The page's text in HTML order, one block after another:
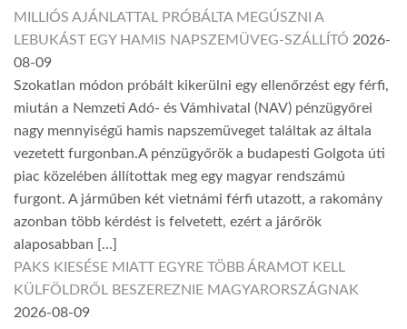
MILLIÓS AJÁNLATTAL PRÓBÁLTA MEGÚSZNI A
LEBUKÁST EGY HAMIS NAPSZEMÜVEG-SZÁLLÍTÓ 2026-
08-09
Szokatlan módon próbált kikerülni egy ellenőrzést egy férfi,
miután a Nemzeti Adó- és Vámhivatal (NAV) pénzügyőrei
nagy mennyiségű hamis napszemüveget találtak az általa
vezetett furgonban.A pénzügyőrök a budapesti Golgota úti
piac közelében állítottak meg egy magyar rendszámú
furgont. A járműben két vietnámi férfi utazott, a rakomány
azonban több kérdést is felvetett, ezért a járőrök
alaposabban […]
PAKS KIESÉSE MIATT EGYRE TÖBB ÁRAMOT KELL
KÜLFÖLDRŐL BESZEREZNIE MAGYARORSZÁGNAK
2026-08-09